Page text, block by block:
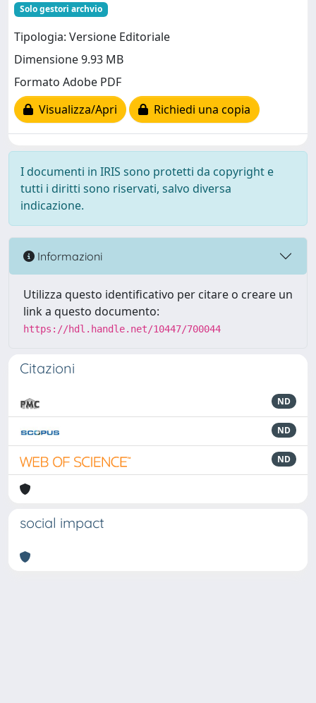
Solo gestori archvio
Tipologia: Versione Editoriale
Dimensione 9.93 MB
Formato Adobe PDF
Visualizza/Apri
Richiedi una copia
I documenti in IRIS sono protetti da copyright e
tutti i diritti sono riservati, salvo diversa
indicazione.
Informazioni
Utilizza questo identificativo per citare o creare un
link a questo documento:
https://hdl.handle.net/10447/700044
Citazioni
ND
ND
ND
social impact